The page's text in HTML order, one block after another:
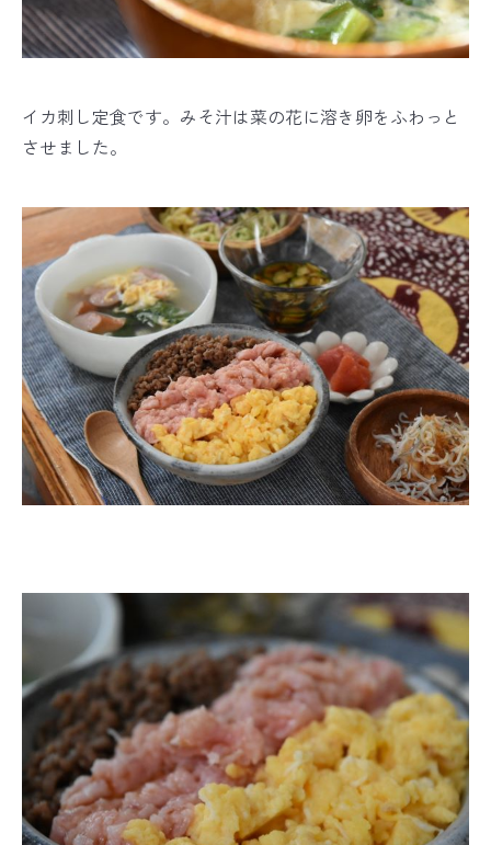
イカ刺し定食です。みそ汁は菜の花に溶き卵をふわっと
させました。